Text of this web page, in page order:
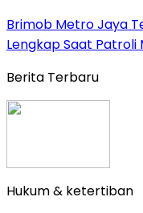
Brimob Metro Jaya
Lengkap Saat
Berita Terbaru
Hukum & ketertiban